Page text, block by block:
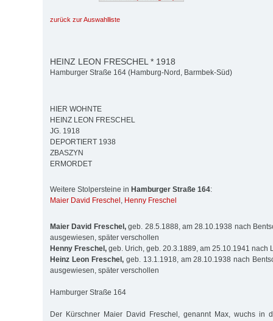
zurück zur Auswahlliste
HEINZ LEON FRESCHEL * 1918
Hamburger Straße 164 (Hamburg-Nord, Barmbek-Süd)
HIER WOHNTE
HEINZ LEON FRESCHEL
JG. 1918
DEPORTIERT 1938
ZBASZYN
ERMORDET
Weitere Stolpersteine in Hamburger Straße 164:
Maier David Freschel , Henny Freschel
Maier David Freschel,geb. 28.5.1888, am 28.10.1938 nach
ausgewiesen, später verschollen
Henny Freschel, geb. Urich, geb. 20.3.1889, am 25.10.1941 nach
Heinz Leon Freschel,geb. 13.1.1918, am 28.10.1938 nach
ausgewiesen, später verschollen
Hamburger Straße 164
Der Kürschner Maier David Freschel, genannt Max, wuchs in